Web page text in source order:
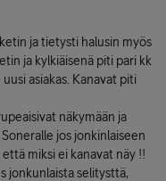
ja tietysti halusin myös
ja kylkiäisenä piti pari kk
asiakas. Kanavat piti
näkymään ja
jos jonkinlaiseen
miksi ei kanavat näy !!
jonkunlaista selitysttä,